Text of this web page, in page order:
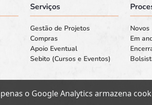
Serviços
Gestão de Projetos
Compras
Apoio Eventual
Sebito (Cursos e Eventos)
Novos
Em
o Google Analytics armazena